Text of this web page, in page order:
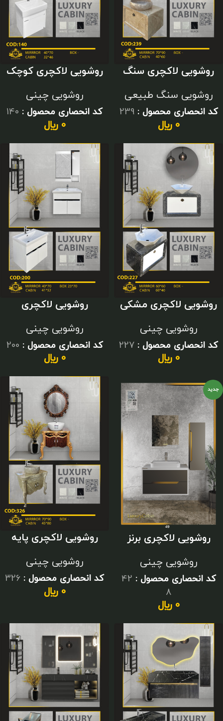
روشویی لاکچری سنگ
روشویی سنگ طبیعی
کد انحصاری محصول :239
0 ﷼
روشویی لاکچری کوچک
روشویی چینی
کد انحصاری محصول : 140
0 ﷼
روشویی لاکچری مشکی
روشویی چینی
کد انحصاری محصول : 227
0 ﷼
روشویی لاکچری
روشویی چینی
کد انحصاری محصول : 200
0 ﷼
جدید
روشویی لاکچری برنز
روشویی چینی
کد انحصاری محصول : 42
8
0 ﷼
روشویی لاکچری پایه
روشویی چینی
کد انحصاری محصول : 326
0 ﷼